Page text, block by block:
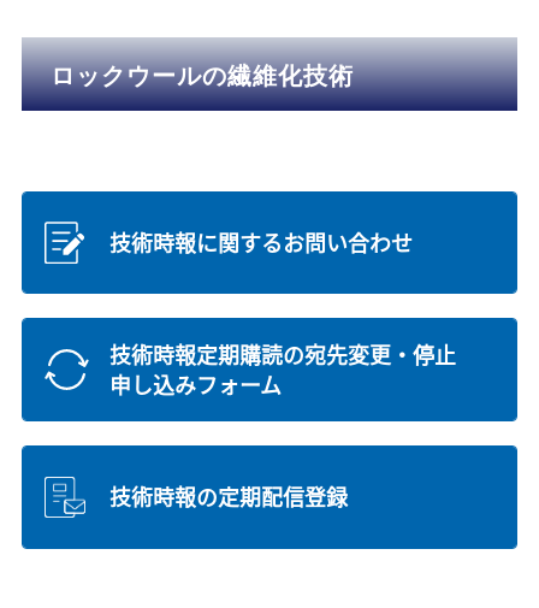
ロックウールの繊維化技術
技術時報に関するお問い合わせ
技術時報定期購読の宛先変更・停止
申し込みフォーム
技術時報の定期配信登録